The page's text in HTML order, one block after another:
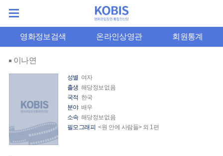
영화정보검색 온라인상영관 회원통계
이나연
성별 여자
출생 해당정보없음
국적 한국
분야 배우
소속 해당정보없음
필모그래피 <원 안에 사람들> 외 1편